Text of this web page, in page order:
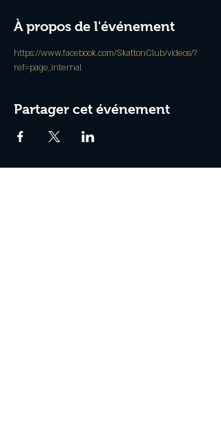
À propos de l'événement
https://www.facebook.com/SkattonClub/videos/?
ref=page_internal
Partager cet événement